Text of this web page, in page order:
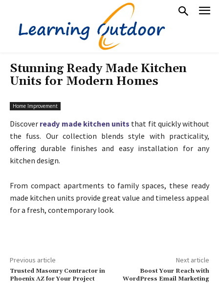
Stunning Ready Made Kitchen
Units for Modern Homes
Home Improvement
Discover ready made kitchen units that fit quickly without
the fuss. Our collection blends style with practicality,
offering durable finishes and easy installation for any
kitchen design.
From compact apartments to family spaces, these ready
made kitchen units provide great value and timeless appeal
for a fresh, contemporary look.
Previous article
Trusted Masonry Contractor in
Phoenix AZ for Your Project
Next article
Boost Your Reach with
WordPress Email Marketing